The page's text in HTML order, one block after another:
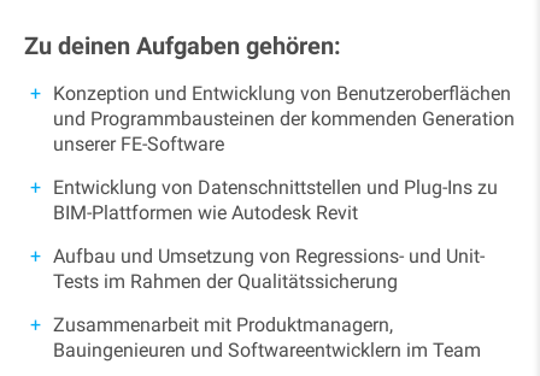
Zu deinen Aufgaben gehören:
Konzeption und Entwicklung von Benutzeroberflächen
und Programmbausteinen der kommenden Generation
unserer FE-Software
Entwicklung von Datenschnittstellen und Plug-Ins zu
BIM-Plattformen wie Autodesk Revit
Aufbau und Umsetzung von Regressions- und Unit-
Tests im Rahmen der Qualitätssicherung
Zusammenarbeit mit Produktmanagern,
Bauingenieuren und Softwareentwicklern im Team